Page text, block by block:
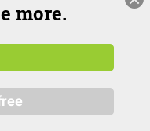
more.